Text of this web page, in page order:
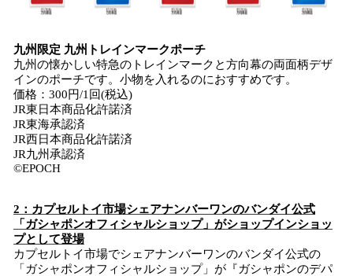
九州限定 九州トレインマークポーチ
九州の懐かしい特急のトレインマークと方向幕の両面柄デザ
インのポーチです。小物を入れるのにおすすめです。
価格：300円/1回(税込)
JR東日本商品化許諾済
JR東海承認済
JR西日本商品化許諾済
JR九州承認済
©EPOCH
2 ： カプセルトイ市場シェアナンバーワンのバンダイ公式
「ガシャポンオフィシャルショップ」がショップインショッ
プとして登場
カプセルトイ市場でシェアナンバーワンのバンダイ公式の
「ガシャポンオフィシャルショップ」が『ガシャポンのデパ